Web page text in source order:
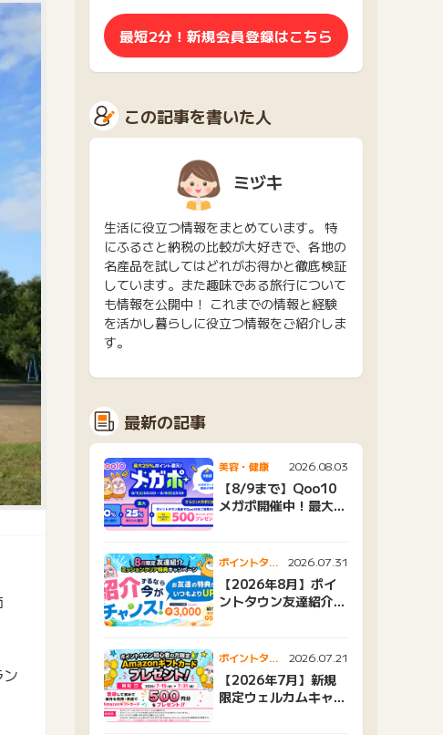
最短2分！新規会員登録はこちら
この記事を書いた人
ミヅキ
生活に役立つ情報をまとめています。 特
にふるさと納税の比較が大好きで、各地の
名産品を試してはどれがお得かと徹底検証
しています。また趣味である旅行について
も情報を公開中！ これまでの情報と経験
を活かし暮らしに役立つ情報をご紹介しま
す。
最新の記事
美容・健康 2026.08.03
【8/9まで】Qoo10
メガポ開催中！最大
ポイントタウ
ンニュース
2026.07.31
【2026年8月】ポイ
ントタウン友達紹介キ
ポイントタウ
ンニュース
2026.07.21
【2026年7月】新規
限定ウェルカムキャン